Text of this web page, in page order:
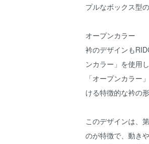
プルなボックス型
オープンカラー
衿のデザインも
ンカラー」を使用し
「オープンカラー
ける特徴的な衿の
このデザインは、
のが特徴で、動き